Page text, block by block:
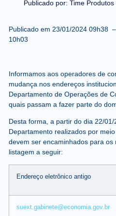
Publicado por: Time Produtos
Publicado em 23/01/2024 09h38 –
10h03
Informamos aos operadores de
mudança nos endereços
Departamento de Operações de
quais passam a fazer parte do
Desta forma, a partir do dia 22/01/
Departamento realizados por
devem ser encaminhados para
listagem a seguir:
Endereço eletrônico antigo
suext.gabinete@economia.gov.br